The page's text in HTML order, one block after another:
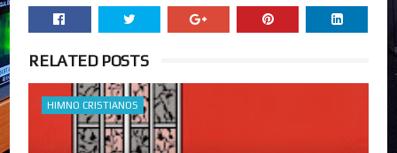
RELATED POSTS
HIMNO CRISTIANOS